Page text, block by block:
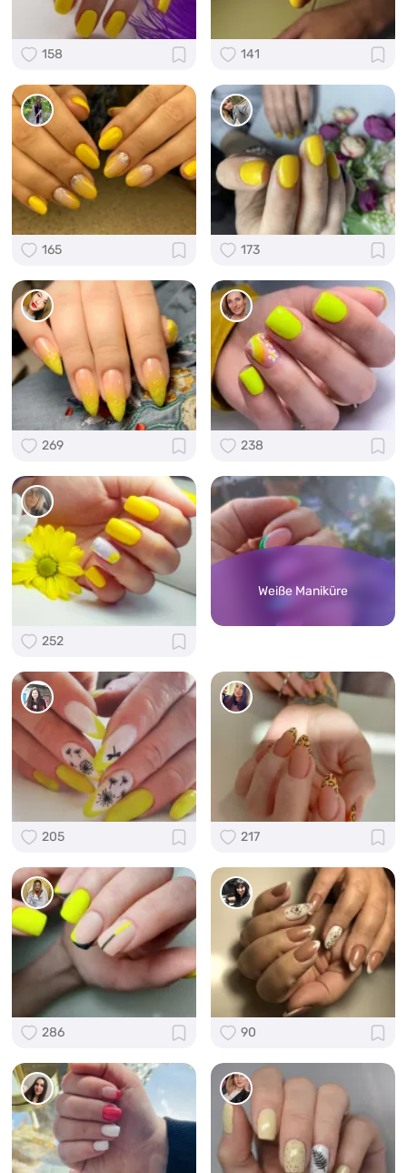
158 141
165 173
269 238
252
Weiße Maniküre
205 217
286 90